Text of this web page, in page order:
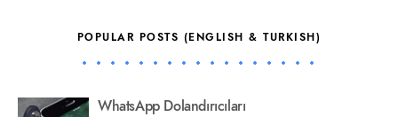
POPULAR POSTS (ENGLISH & TURKISH)
WhatsApp Dolandırıcıları